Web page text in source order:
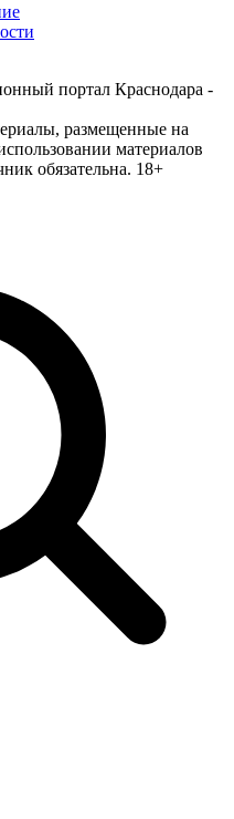
портал Краснодара -
размещенные на
материалов
обязательна. 18+